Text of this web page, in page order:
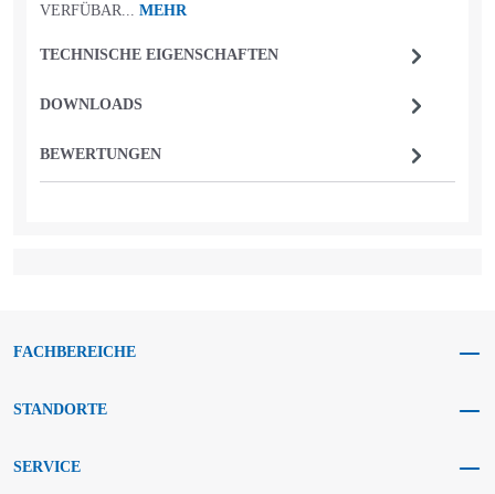
VERFÜBAR... MEHR
TECHNISCHE EIGENSCHAFTEN
DOWNLOADS
BEWERTUNGEN
FACHBEREICHE
STANDORTE
SERVICE